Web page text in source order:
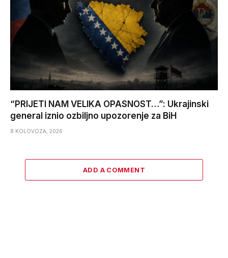
“PRIJETI NAM VELIKA OPASNOST…”: Ukrajinski
general iznio ozbiljno upozorenje za BiH
8 KOLOVOZA, 2026
ADD A COMMENT